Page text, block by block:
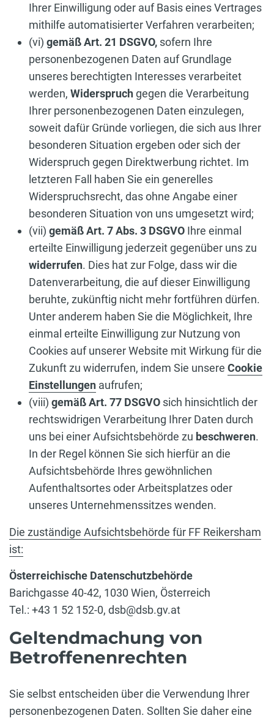
Ihrer Einwilligung oder auf Basis eines Vertrages
mithilfe automatisierter Verfahren verarbeiten;
(vi) gemäß Art. 21 DSGVO, sofern Ihre
personenbezogenen Daten auf Grundlage
unseres berechtigten Interesses verarbeitet
werden, Widerspruchgegen die Verarbeitung
Ihrer personenbezogenen Daten einzulegen,
soweit dafür Gründe vorliegen, die sich aus Ihrer
besonderen Situation ergeben oder sich der
Widerspruch gegen Direktwerbung richtet. Im
letzteren Fall haben Sie ein generelles
Widerspruchsrecht, das ohne Angabe einer
besonderen Situation von uns umgesetzt wird;
(vii) gemäß Art. 7 Abs. 3 DSGVO Ihre einmal
erteilte Einwilligung jederzeit gegenüber uns zu
widerrufen. Dies hat zur Folge, dass wir die
Datenverarbeitung, die auf dieser Einwilligung
beruhte, zukünftig nicht mehr fortführen dürfen.
Unter anderem haben Sie die Möglichkeit, Ihre
einmal erteilte Einwilligung zur Nutzung von
Cookies auf unserer Website mit Wirkung für die
Zukunft zu widerrufen, indem Sie unsere Cookie
Einstellungen aufrufen;
(viii) gemäß Art. 77 DSGVO sich hinsichtlich der
rechtswidrigen Verarbeitung Ihrer Daten durch
uns bei einer Aufsichtsbehörde zu beschweren.
In der Regel können Sie sich hierfür an die
Aufsichtsbehörde Ihres gewöhnlichen
Aufenthaltsortes oder Arbeitsplatzes oder
unseres Unternehmenssitzes wenden.
Die zuständige Aufsichtsbehörde für FF Reikersham
ist:
Österreichische Datenschutzbehörde
Barichgasse 40-42, 1030 Wien, Österreich
Tel.: +43 1 52 152-0, dsb@dsb.gv.at
Geltendmachung von
Betroffenenrechten
Sie selbst entscheiden über die Verwendung Ihrer
personenbezogenen Daten. Sollten Sie daher eine